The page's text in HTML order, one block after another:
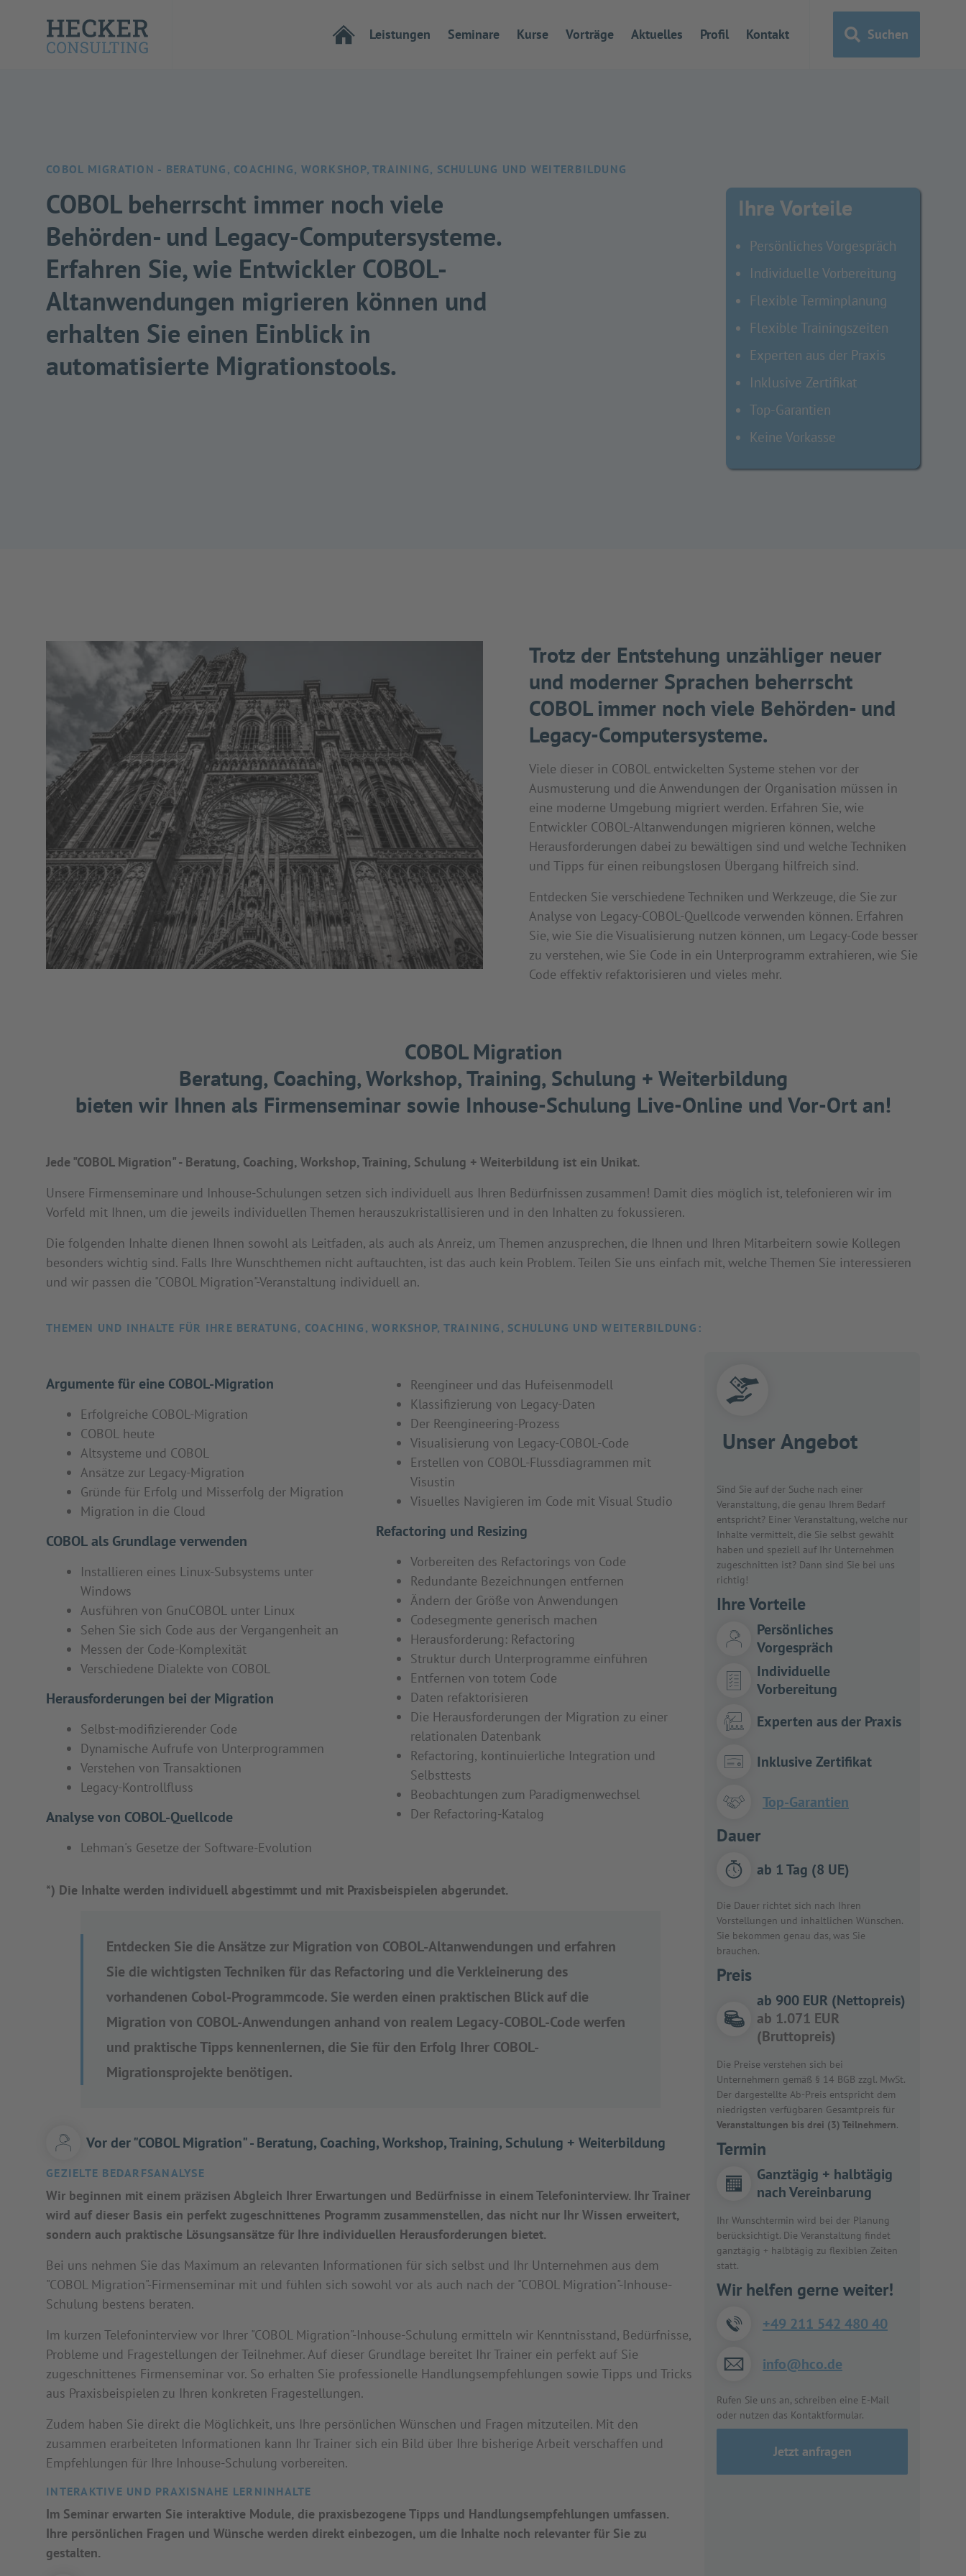
Leistungen Seminare Kurse Vorträge Aktuelles Profil Kontakt Suchen
COBOL MIGRATION - BERATUNG, COACHING, WORKSHOP, TRAINING, SCHULUNG UND WEITERBILDUNG
COBOL beherrscht immer noch viele
Behörden- und Legacy-Computersysteme.
Erfahren Sie, wie Entwickler COBOL-
Altanwendungen migrieren können und
erhalten Sie einen Einblick in
automatisierte Migrationstools.
Ihre Vorteile
Persönliches Vorgespräch
Individuelle Vorbereitung
Flexible Terminplanung
Flexible Trainingszeiten
Experten aus der Praxis
Inklusive Zertifikat
Top-Garantien
Keine Vorkasse
Trotz der Entstehung unzähliger neuer
und moderner Sprachen beherrscht
COBOL immer noch viele Behörden- und
Legacy-Computersysteme.
Viele dieser in COBOL entwickelten Systeme stehen vor der
Ausmusterung und die Anwendungen der Organisation müssen in
eine moderne Umgebung migriert werden. Erfahren Sie, wie
Entwickler COBOL-Altanwendungen migrieren können, welche
Herausforderungen dabei zu bewältigen sind und welche Techniken
und Tipps für einen reibungslosen Übergang hilfreich sind.
Entdecken Sie verschiedene Techniken und Werkzeuge, die Sie zur
Analyse von Legacy-COBOL-Quellcode verwenden können. Erfahren
Sie, wie Sie die Visualisierung nutzen können, um Legacy-Code besser
zu verstehen, wie Sie Code in ein Unterprogramm extrahieren, wie Sie
Code effektiv refaktorisieren und vieles mehr.
COBOL Migration
Beratung, Coaching, Workshop, Training, Schulung + Weiterbildung
bieten wir Ihnen als Firmenseminar sowie Inhouse-Schulung Live-Online und Vor-Ort an!
Jede "COBOL Migration" - Beratung, Coaching, Workshop, Training, Schulung + Weiterbildung ist ein Unikat.
Unsere Firmenseminare und Inhouse-Schulungen setzen sich individuell aus Ihren Bedürfnissen zusammen! Damit dies möglich ist, telefonieren wir im
Vorfeld mit Ihnen, um die jeweils individuellen Themen herauszukristallisieren und in den Inhalten zu fokussieren.
Die folgenden Inhalte dienen Ihnen sowohl als Leitfaden, als auch als Anreiz, um Themen anzusprechen, die Ihnen und Ihren Mitarbeitern sowie Kollegen
besonders wichtig sind. Falls Ihre Wunschthemen nicht auftauchten, ist das auch kein Problem. Teilen Sie uns einfach mit, welche Themen Sie interessieren
und wir passen die "COBOL Migration"-Veranstaltung individuell an.
THEMEN UND INHALTE FÜR IHRE BERATUNG, COACHING, WORKSHOP, TRAINING, SCHULUNG UND WEITERBILDUNG:
Argumente für eine COBOL-Migration
Erfolgreiche COBOL-Migration
COBOL heute
Altsysteme und COBOL
Ansätze zur Legacy-Migration
Gründe für Erfolg und Misserfolg der Migration
Migration in die Cloud
COBOL als Grundlage verwenden
Installieren eines Linux-Subsystems unter
Windows
Ausführen von GnuCOBOL unter Linux
Sehen Sie sich Code aus der Vergangenheit an
Messen der Code-Komplexität
Verschiedene Dialekte von COBOL
Herausforderungen bei der Migration
Selbst-modifizierender Code
Dynamische Aufrufe von Unterprogrammen
Verstehen von Transaktionen
Legacy-Kontrollfluss
Analyse von COBOL-Quellcode
Lehman's Gesetze der Software-Evolution
Reengineer und das Hufeisenmodell
Klassifizierung von Legacy-Daten
Der Reengineering-Prozess
Visualisierung von Legacy-COBOL-Code
Erstellen von COBOL-Flussdiagrammen mit
Visustin
Visuelles Navigieren im Code mit Visual Studio
Refactoring und Resizing
Vorbereiten des Refactorings von Code
Redundante Bezeichnungen entfernen
Ändern der Größe von Anwendungen
Codesegmente generisch machen
Herausforderung: Refactoring
Struktur durch Unterprogramme einführen
Entfernen von totem Code
Daten refaktorisieren
Die Herausforderungen der Migration zu einer
relationalen Datenbank
Refactoring, kontinuierliche Integration und
Selbsttests
Beobachtungen zum Paradigmenwechsel
Der Refactoring-Katalog
*) Die Inhalte werden individuell abgestimmt und mit Praxisbeispielen abgerundet.
Entdecken Sie die Ansätze zur Migration von COBOL-Altanwendungen und erfahren
Sie die wichtigsten Techniken für das Refactoring und die Verkleinerung des
vorhandenen Cobol-Programmcode. Sie werden einen praktischen Blick auf die
Migration von COBOL-Anwendungen anhand von realem Legacy-COBOL-Code werfen
und praktische Tipps kennenlernen, die Sie für den Erfolg Ihrer COBOL-
Migrationsprojekte benötigen.
Vor der "COBOL Migration" - Beratung, Coaching, Workshop, Training, Schulung + Weiterbildung
GEZIELTE BEDARFSANALYSE
Wir beginnen mit einem präzisen Abgleich Ihrer Erwartungen und Bedürfnisse in einem Telefoninterview. Ihr Trainer
wird auf dieser Basis ein perfekt zugeschnittenes Programm zusammenstellen, das nicht nur Ihr Wissen erweitert,
sondern auch praktische Lösungsansätze für Ihre individuellen Herausforderungen bietet.
Bei uns nehmen Sie das Maximum an relevanten Informationen für sich selbst und Ihr Unternehmen aus dem
"COBOL Migration"-Firmenseminar mit und fühlen sich sowohl vor als auch nach der "COBOL Migration"-Inhouse-
Schulung bestens beraten.
Im kurzen Telefoninterview vor Ihrer "COBOL Migration"-Inhouse-Schulung ermitteln wir Kenntnisstand, Bedürfnisse,
Probleme und Fragestellungen der Teilnehmer. Auf dieser Grundlage bereitet Ihr Trainer ein perfekt auf Sie
zugeschnittenes Firmenseminar vor. So erhalten Sie professionelle Handlungsempfehlungen sowie Tipps und Tricks
aus Praxisbeispielen zu Ihren konkreten Fragestellungen.
Zudem haben Sie direkt die Möglichkeit, uns Ihre persönlichen Wünschen und Fragen mitzuteilen. Mit den
zusammen erarbeiteten Informationen kann Ihr Trainer sich ein Bild über Ihre bisherige Arbeit verschaffen und
Empfehlungen für Ihre Inhouse-Schulung vorbereiten.
INTERAKTIVE UND PRAXISNAHE LERNINHALTE
Im Seminar erwarten Sie interaktive Module, die praxisbezogene Tipps und Handlungsempfehlungen umfassen.
Ihre persönlichen Fragen und Wünsche werden direkt einbezogen, um die Inhalte noch relevanter für Sie zu
gestalten.
Unser Angebot
Sind Sie auf der Suche nach einer
Veranstaltung, die genau Ihrem Bedarf
entspricht? Einer Veranstaltung, welche nur
Inhalte vermittelt, die Sie selbst gewählt
haben und speziell auf Ihr Unternehmen
zugeschnitten ist? Dann sind Sie bei uns
richtig!
Ihre Vorteile
Persönliches
Vorgespräch
Individuelle
Vorbereitung
Experten aus der Praxis
Inklusive Zertifikat
Top-Garantien
Dauer
ab 1 Tag (8 UE)
Die Dauer richtet sich nach Ihren
Vorstellungen und inhaltlichen Wünschen.
Sie bekommen genau das, was Sie
brauchen.
Preis
ab 900 EUR (Nettopreis)
ab 1.071 EUR
(Bruttopreis)
Die Preise verstehen sich bei
Unternehmern gemäß § 14 BGB zzgl. MwSt.
Der dargestellte Ab-Preis entspricht dem
niedrigsten verfügbaren Gesamtpreis für
Veranstaltungen bis drei (3) Teilnehmern.
Termin
Ganztägig + halbtägig
nach Vereinbarung
Ihr Wunschtermin wird bei der Planung
berücksichtigt. Die Veranstaltung findet
ganztägig + halbtägig zu flexiblen Zeiten
statt.
Wir helfen gerne weiter!
+49 211 542 480 40
info@hco.de
Rufen Sie uns an, schreiben eine E-Mail
oder nutzen das Kontaktformular.
Jetzt anfragen